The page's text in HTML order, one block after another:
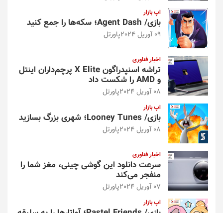
اپ بازار
بازی/ Agent Dash؛ سکه‌ها را جمع کنید
09 آوریل 2024 پاورتل
اخبار فناوری
تراشه اسنپدراگون X Elite پرچم‌داران اینتل
و AMD را شکست داد
08 آوریل 2024 پاورتل
اپ بازار
بازی/ Looney Tunes؛ شهری بزرگ بسازید
08 آوریل 2024 پاورتل
اخبار فناوری
سرعت دانلود این گوشی چینی، مغز شما را
منفجر می‌کند
07 آوریل 2024 پاورتل
اپ بازار